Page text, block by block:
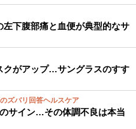
左下腹部痛と血便が典型的なサ
クがアップ…サングラスのすす
ズバリ回答ヘルスケア
サイン…その体調不良は本当